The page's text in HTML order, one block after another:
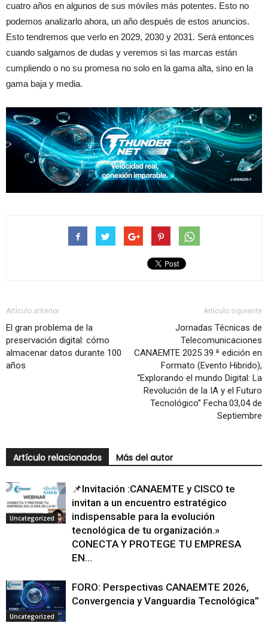
cuatro años en algunos de sus móviles más potentes. Esto no
podemos analizarlo ahora, un año después de estos anuncios.
Esto tendremos que verlo en 2029, 2030 y 2031. Será entonces
cuando salgamos de dudas y veremos si las marcas están
cumpliendo o no su promesa no solo en la gama alta, sino en la
gama baja y media.
Artículo anterior
El gran problema de la
preservación digital: cómo
almacenar datos durante 100
años
Artículo siguiente
Jornadas Técnicas de
Telecomunicaciones
CANAEMTE 2025 39.ª edición en
Formato (Evento Hibrido),
“Explorando el mundo Digital: La
Revolución de la IA y el Futuro
Tecnológico” Fecha:03,04 de
Septiembre
Artículo relacionados Más del autor
Uncategorized
📌Invitación :CANAEMTE y CISCO te
invitan a un encuentro estratégico
indispensable para la evolución
tecnológica de tu organización.»
CONECTA Y PROTEGE TU EMPRESA
EN...
Uncategorized
FORO: Perspectivas CANAEMTE 2026,
Convergencia y Vanguardia Tecnológica”